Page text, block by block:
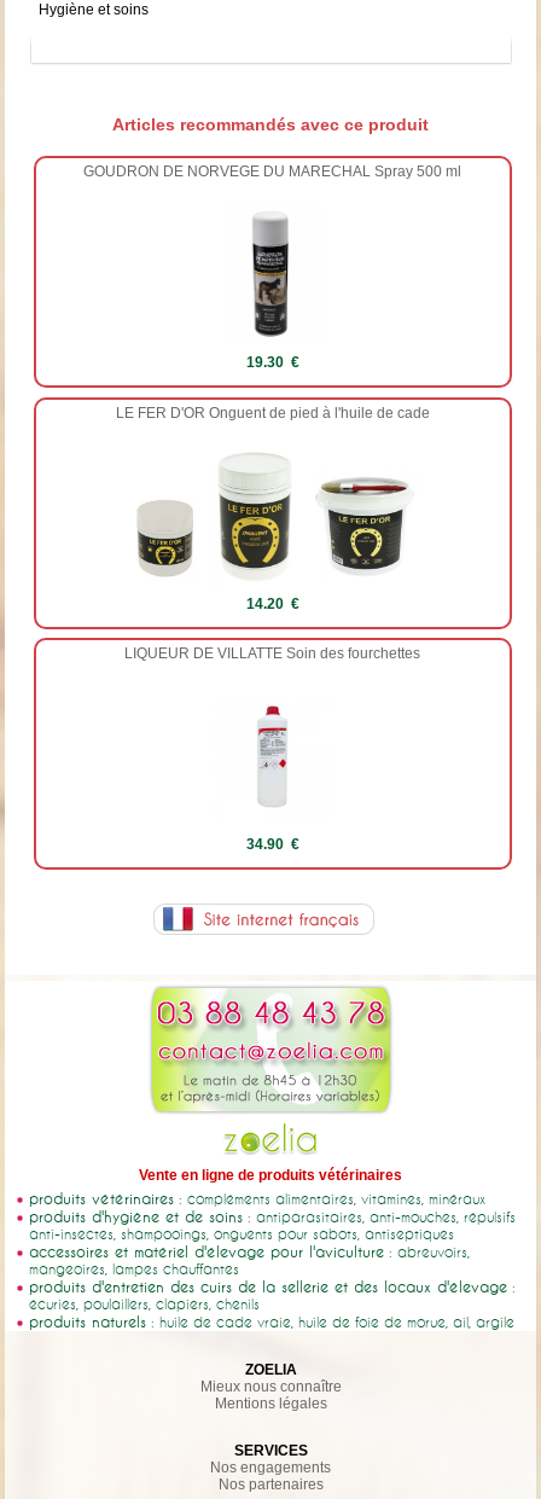
Hygiène et soins
Articles recommandés avec ce produit
GOUDRON DE NORVEGE DU MARECHAL Spray 500 ml
19.30 €
LE FER D'OR Onguent de pied à l'huile de cade
14.20 €
LIQUEUR DE VILLATTE Soin des fourchettes
34.90 €
Vente en ligne de produits vétérinaires
produits vétérinaires : compléments alimentaires, vitamines, minéraux
produits d'hygiène et de soins : antiparasitaires, anti-mouches, répulsifs
anti-insectes, shampooings, onguents pour sabots, antiseptiques
accessoires et matériel d'élevage pour l'aviculture : abreuvoirs,
mangeoires, lampes chauffantes
produits d'entretien des cuirs de la sellerie et des locaux d'élevage :
écuries, poulaillers, clapiers, chenils
produits naturels : huile de cade vraie, huile de foie de morue, ail, argile
ZOELIA
Mieux nous connaître
Mentions légales
SERVICES
Nos engagements
Nos partenaires